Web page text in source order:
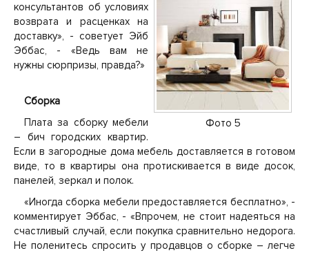
Фото 5
консультантов об условиях
возврата и расценках на
доставку», - советует Эйб
Эббас, - «Ведь вам не
нужны сюрпризы, правда?»
Сборка
Плата за сборку мебели
– бич городских квартир.
Если в загородные дома мебель доставляется в готовом
виде, то в квартиры она протискивается в виде досок,
панелей, зеркал и полок.
«Иногда сборка мебели предоставляется бесплатно», -
комментирует Эббас, - «Впрочем, не стоит надеяться на
счастливый случай, если покупка сравнительно недорога.
Не поленитесь спросить у продавцов о сборке – легче